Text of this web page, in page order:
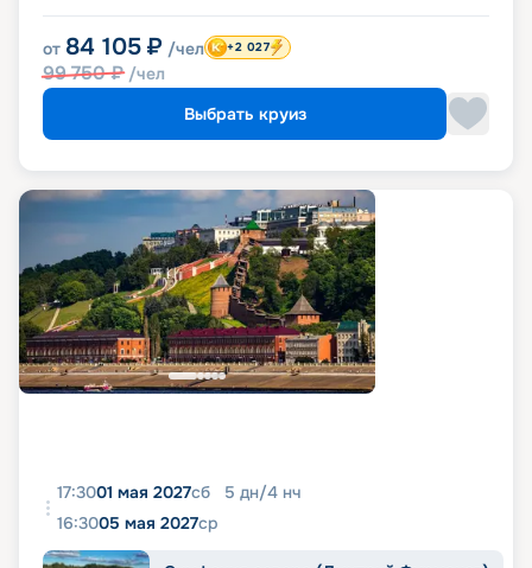
от 84 105 ₽ /чел
99 750₽ /чел
+2 027
Выбрать круиз
17:3001 мая 2027сб 5 дн/4 нч
16:3005 мая 2027ср